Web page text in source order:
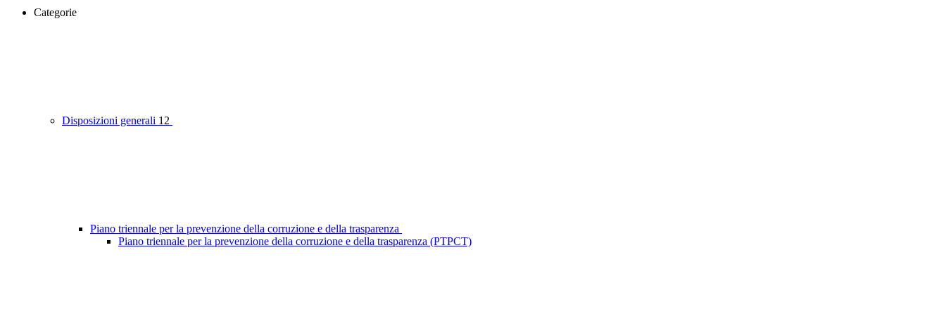
Categorie
Disposizioni generali 12
Piano triennale per la prevenzione della corruzione e della trasparenza
Piano triennale per la prevenzione della corruzione e della trasparenza (PTPCT)